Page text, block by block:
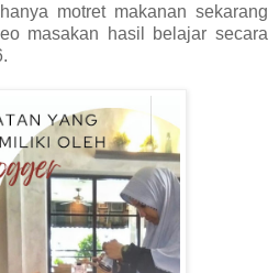
motret makanan sekarang
masakan hasil belajar secara